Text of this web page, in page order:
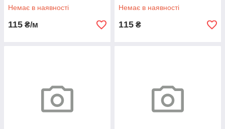
Немає в наявності
115 ₴/м
Немає в наявності
115 ₴